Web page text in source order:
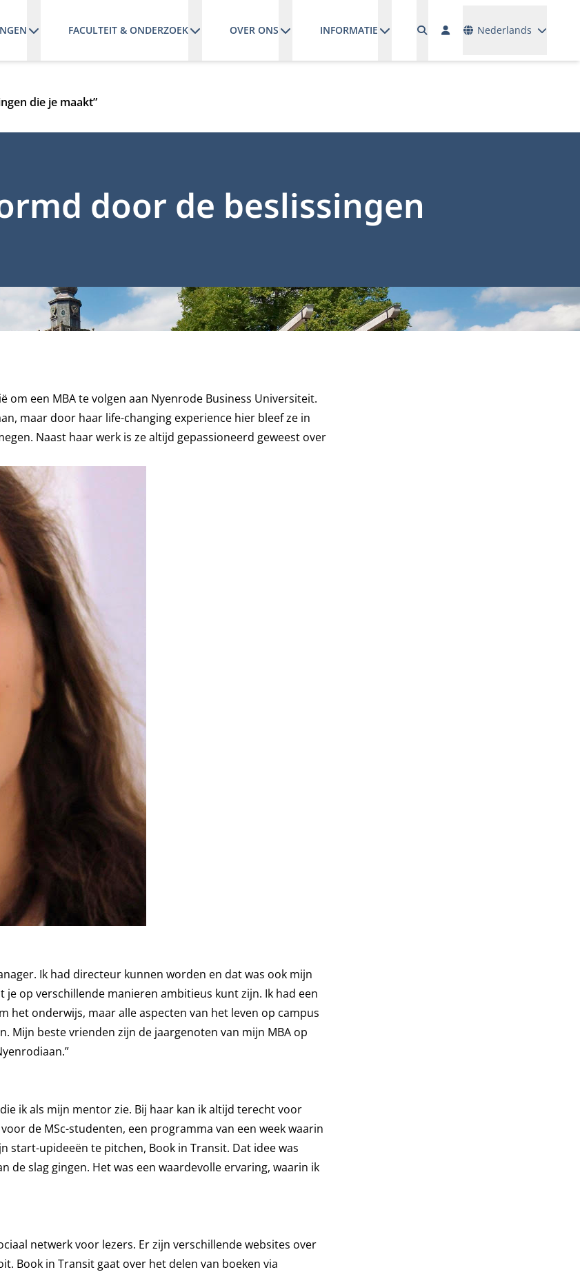
FACULTEIT & ONDERZOEK OVER ONS INFORMATIE Nederlands
die je maakt”
door de beslissingen
om een MBA te volgen aan Nyenrode Business Universiteit.
maar door haar life-changing experience hier bleef ze in
Naast haar werk is ze altijd gepassioneerd geweest over
Ik had directeur kunnen worden en dat was ook mijn
op verschillende manieren ambitieus kunt zijn. Ik had een
het onderwijs, maar alle aspecten van het leven op campus
Mijn beste vrienden zijn de jaargenoten van mijn MBA op
ik als mijn mentor zie. Bij haar kan ik altijd terecht voor
de MSc-studenten, een programma van een week waarin
start-upideeën te pitchen, Book in Transit. Dat idee was
de slag gingen. Het was een waardevolle ervaring, waarin ik
netwerk voor lezers. Er zijn verschillende websites over
Book in Transit gaat over het delen van boeken via